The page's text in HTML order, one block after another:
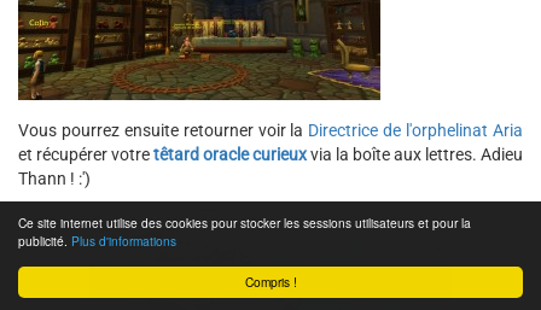
Compris !
Ce site internet utilise des cookies pour stocker les sessions utilisateurs et pour la
publicité. Plus d'informations
Vous pourrez ensuite retourner voir la Directrice de l'orphelinat Aria
et récupérer votretêtard oracle curieuxvia la boîte aux lettres. Adieu
Thann ! :')